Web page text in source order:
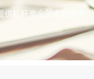
供杠杆资金的金融服务！